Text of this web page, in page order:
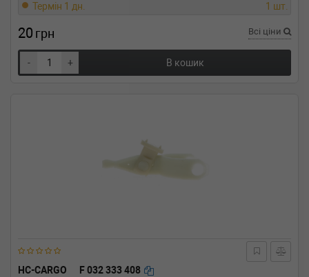
Термін 1 дн. 1 шт.
20 грн Всі ціни
- + В кошик
HC-CARGO F 032 333 408